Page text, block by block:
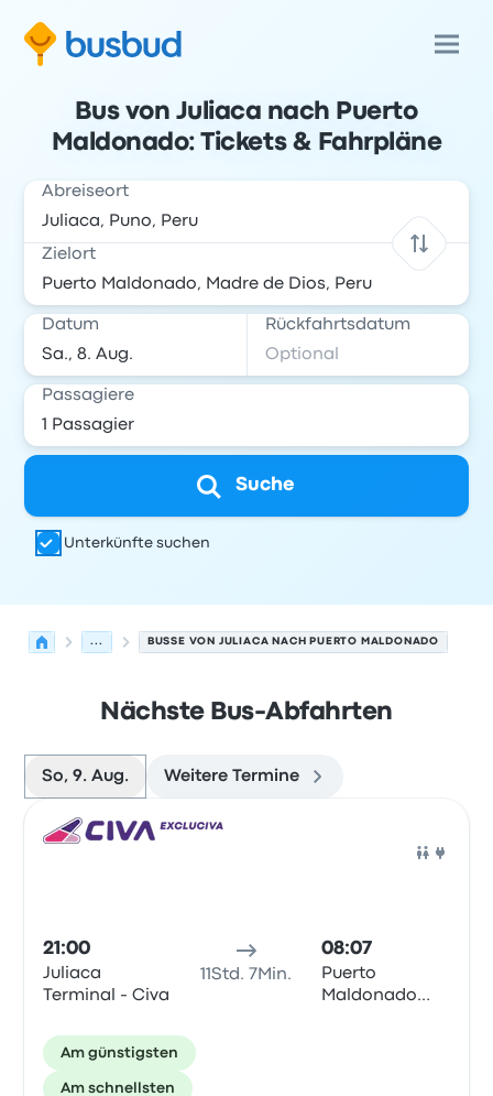
Bus von Juliaca nach Puerto
Maldonado: Tickets & Fahrpläne
Abreiseort
Zielort
Datum Rückfahrtsdatum
Passagiere
Suche
Unterkünfte suchen
... BUSSE VON JULIACA NACH PUERTO MALDONADO
Nächste Bus-Abfahrten
So, 9. Aug. Weitere Termine
21:00
Juliaca
Terminal - Civa
11Std. 7Min.
08:07
Puerto
Maldonado
Am günstigsten
Am schnellsten